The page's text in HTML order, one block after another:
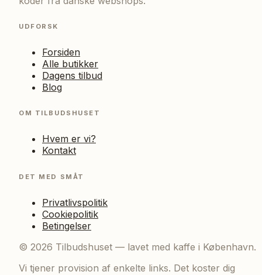
UDFORSK
Forsiden
Alle butikker
Dagens tilbud
Blog
OM TILBUDSHUSET
Hvem er vi?
Kontakt
DET MED SMÅT
Privatlivspolitik
Cookiepolitik
Betingelser
© 2026 Tilbudshuset — lavet med kaffe i København.
Vi tjener provision af enkelte links. Det koster dig